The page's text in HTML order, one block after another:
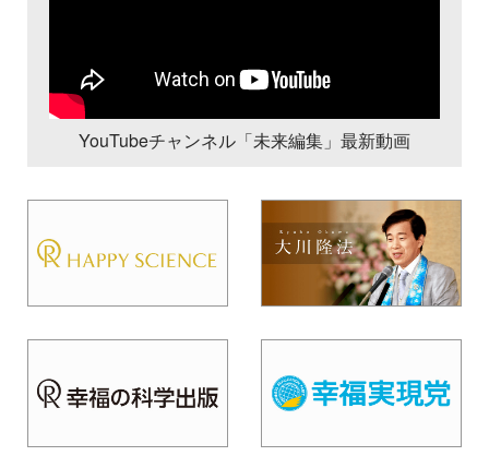
YouTubeチャンネル「未来編集」最新動画